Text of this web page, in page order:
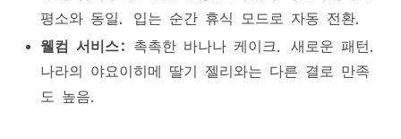
평소와 동일. 입는 순간 휴식 모드로 자동 전환.
웰컴 서비스:
촉촉한 바나나 케이크. 새로운 패턴.
나라의 야요이히메 딸기 젤리와는 다른 결로 만족
도 높음.